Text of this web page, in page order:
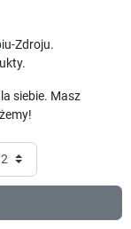
Zdroju.
siebie. Masz